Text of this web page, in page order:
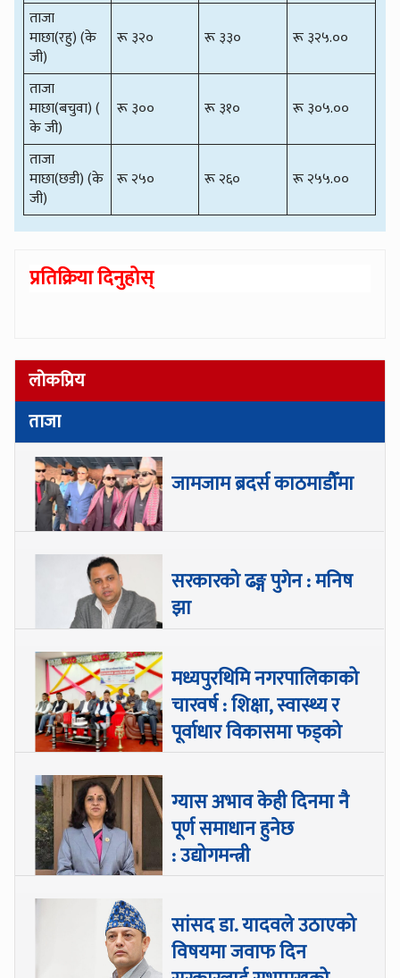
ताजा
माछा(रहु) (के
जी)
रू ३२० रू ३३० रू ३२५.००
ताजा
माछा(बचुवा) (
के जी)
रू ३०० रू ३१० रू ३०५.००
ताजा
माछा(छडी) (के
जी)
रू २५० रू २६० रू २५५.००
प्रतिक्रिया दिनुहोस्
लोकप्रिय
ताजा
जामजाम ब्रदर्स काठमाडौँमा
सरकारको ढङ्ग पुगेन : मनिष
झा
मध्यपुरथिमि नगरपालिकाको
चारवर्ष : शिक्षा, स्वास्थ्य र
पूर्वाधार विकासमा फड्को
ग्यास अभाव केही दिनमा नै
पूर्ण समाधान हुनेछ
: उद्योगमन्त्री
सांसद डा‍‍. यादवले उठाएको
विषयमा जवाफ दिन